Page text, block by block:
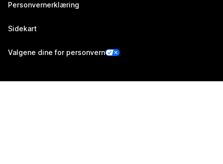
Personvernerklæring
Sidekart
Valgene dine for personvern